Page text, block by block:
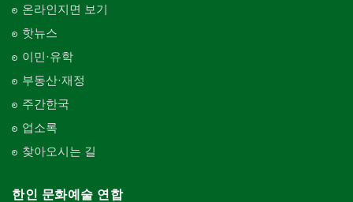
온라인지면 보기
핫뉴스
이민·유학
부동산·재정
주간한국
업소록
찾아오시는 길
한인 문화예술 연합